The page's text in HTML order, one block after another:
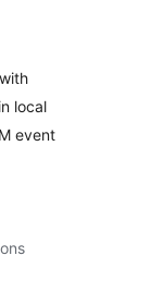
local
event